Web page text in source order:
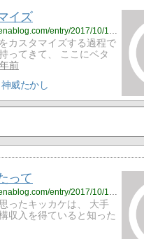
イズ
カスタマイズする過程で
ってきて、 ここにベタ
前
神威たかし
って
http://kamui-takashi.hatenablog.com/entry/2017/10/15/024112
ったキッカケは、 大手
収入を得ていると知った